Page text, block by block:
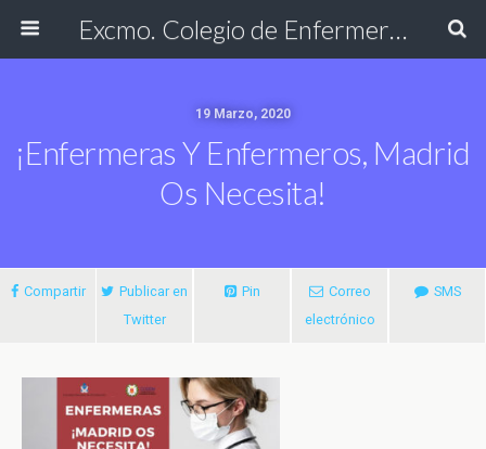
Excmo. Colegio de Enfermería de Cádiz
19 Marzo, 2020
¡Enfermeras Y Enfermeros, Madrid
Os Necesita!
Compartir
Publicar en
Twitter
Pin
Correo
electrónico
SMS